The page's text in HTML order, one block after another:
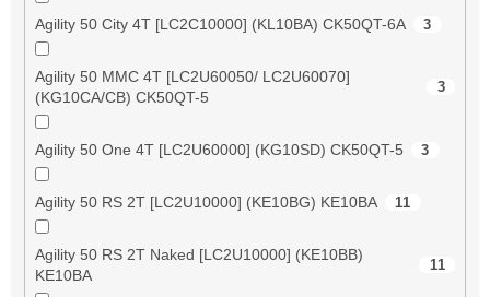
Agility 50 City 4T [LC2C10000] (KL10BA) CK50QT-6A 3
Agility 50 MMC 4T [LC2U60050/ LC2U60070]
(KG10CA/CB) CK50QT-5
3
Agility 50 One 4T [LC2U60000] (KG10SD) CK50QT-5 3
Agility 50 RS 2T [LC2U10000] (KE10BG) KE10BA 11
Agility 50 RS 2T Naked [LC2U10000] (KE10BB)
KE10BA
11